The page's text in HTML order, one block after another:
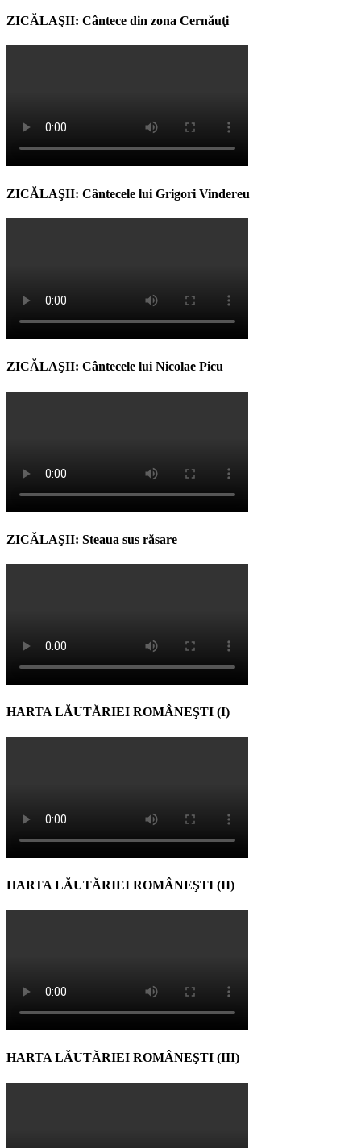
ZICĂLAŞII: Cântece din zona Cernăuţi
ZICĂLAŞII: Cântecele lui Grigori Vindereu
ZICĂLAŞII: Cântecele lui Nicolae Picu
ZICĂLAŞII: Steaua sus răsare
HARTA LĂUTĂRIEI ROMÂNEŞTI (I)
HARTA LĂUTĂRIEI ROMÂNEŞTI (II)
HARTA LĂUTĂRIEI ROMÂNEŞTI (III)